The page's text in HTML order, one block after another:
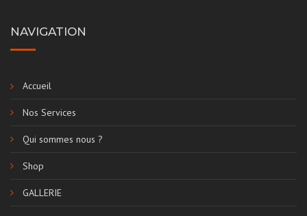
NAVIGATION
Accueil
Nos Services
Qui sommes nous ?
Shop
GALLERIE